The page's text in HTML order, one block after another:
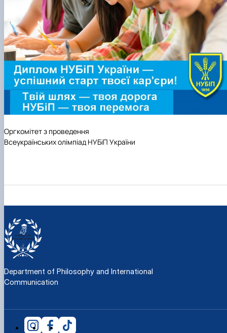
Оргкомітет з проведення
Всеукраїнських олімпіад НУБіП України
Department of Philosophy and International
Communication